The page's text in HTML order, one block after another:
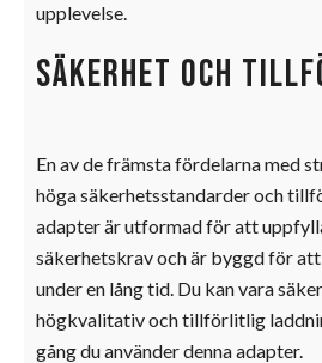
upplevelse.
Säkerhet och
En av de främsta fördelarna med
höga säkerhetsstandarder och
adapter är utformad för att
säkerhetskrav och är byggd för
under en lång tid. Du kan vara
högkvalitativ och tillförlitlig
gång du använder denna adapter.